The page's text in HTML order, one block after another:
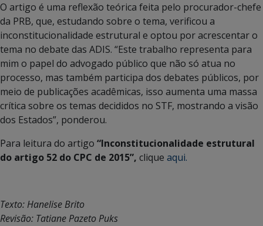
O artigo é uma reflexão teórica feita pelo procurador-chefe
da PRB, que, estudando sobre o tema, verificou a
inconstitucionalidade estrutural e optou por acrescentar o
tema no debate das ADIS. “Este trabalho representa para
mim o papel do advogado público que não só atua no
processo, mas também participa dos debates públicos, por
meio de publicações acadêmicas, isso aumenta uma massa
crítica sobre os temas decididos no STF, mostrando a visão
dos Estados”, ponderou.
Para leitura do artigo “Inconstitucionalidade estrutural
do artigo 52 do CPC de 2015”, clique aqui.
Texto: Hanelise Brito
Revisão: Tatiane Pazeto Puks